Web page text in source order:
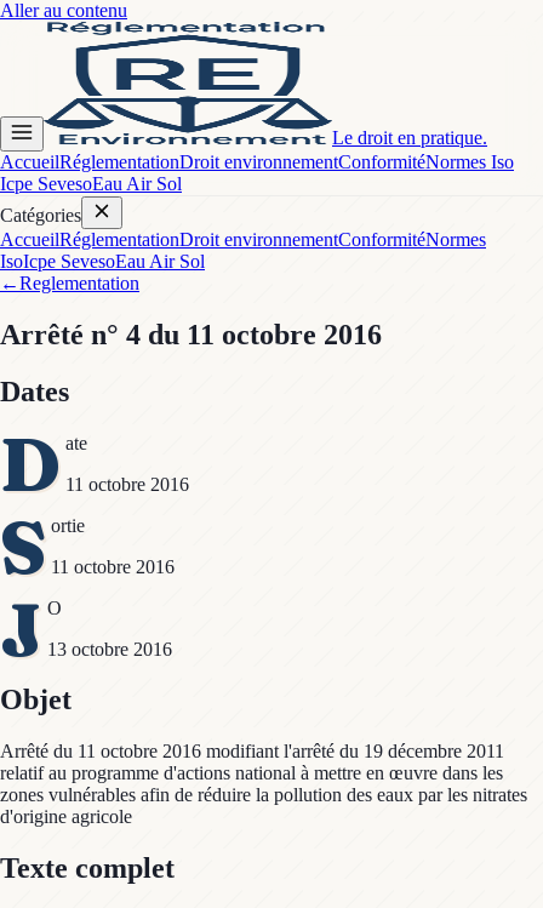
Aller au contenu
Le droit en pratique.
AccueilRéglementationDroit environnementConformitéNormes Iso
Icpe SevesoEau Air Sol
Catégories
AccueilRéglementationDroit environnementConformitéNormes
IsoIcpe SevesoEau Air Sol
←Reglementation
Arrêté n° 4 du 11 octobre 2016
Dates
D ate
11 octobre 2016
S ortie
11 octobre 2016
J O
13 octobre 2016
Objet
Arrêté du 11 octobre 2016 modifiant l'arrêté du 19 décembre 2011
relatif au programme d'actions national à mettre en œuvre dans les
zones vulnérables afin de réduire la pollution des eaux par les nitrates
d'origine agricole
Texte complet